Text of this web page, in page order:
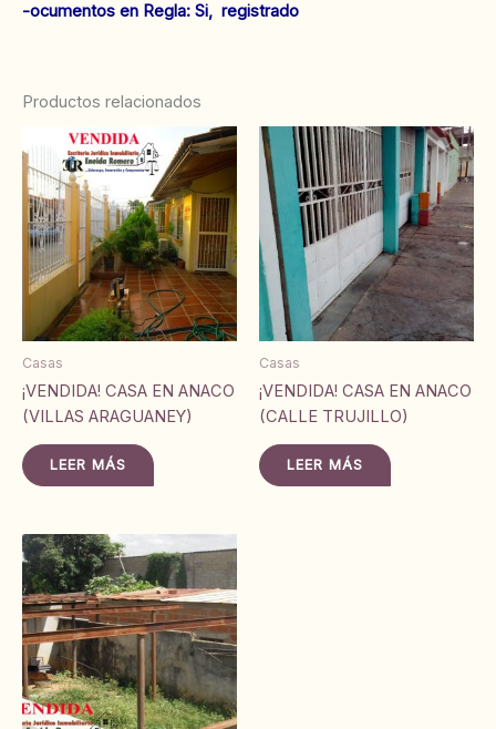
‌‌-ocumentos en Regla: Si, registrado
Productos relacionados
Casas
¡VENDIDA! CASA EN ANACO
(VILLAS ARAGUANEY)
LEER MÁS
Casas
¡VENDIDA! CASA EN ANACO
(CALLE TRUJILLO)
LEER MÁS